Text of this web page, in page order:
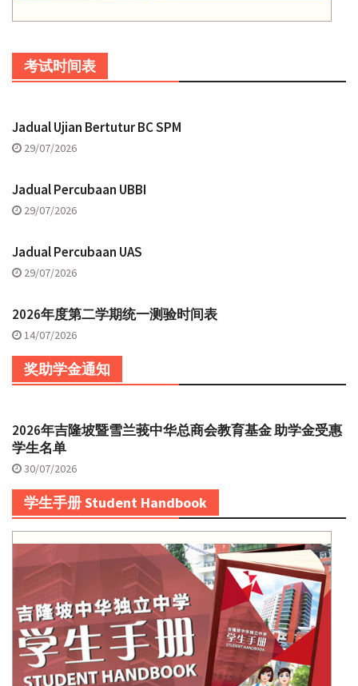
考试时间表
Jadual Ujian Bertutur BC SPM
29/07/2026
Jadual Percubaan UBBI
29/07/2026
Jadual Percubaan UAS
29/07/2026
2026年度第二学期统一测验时间表
14/07/2026
奖助学金通知
2026年吉隆坡暨雪兰莪中华总商会教育基金 助学金受惠
学生名单
30/07/2026
学生手册 Student Handbook